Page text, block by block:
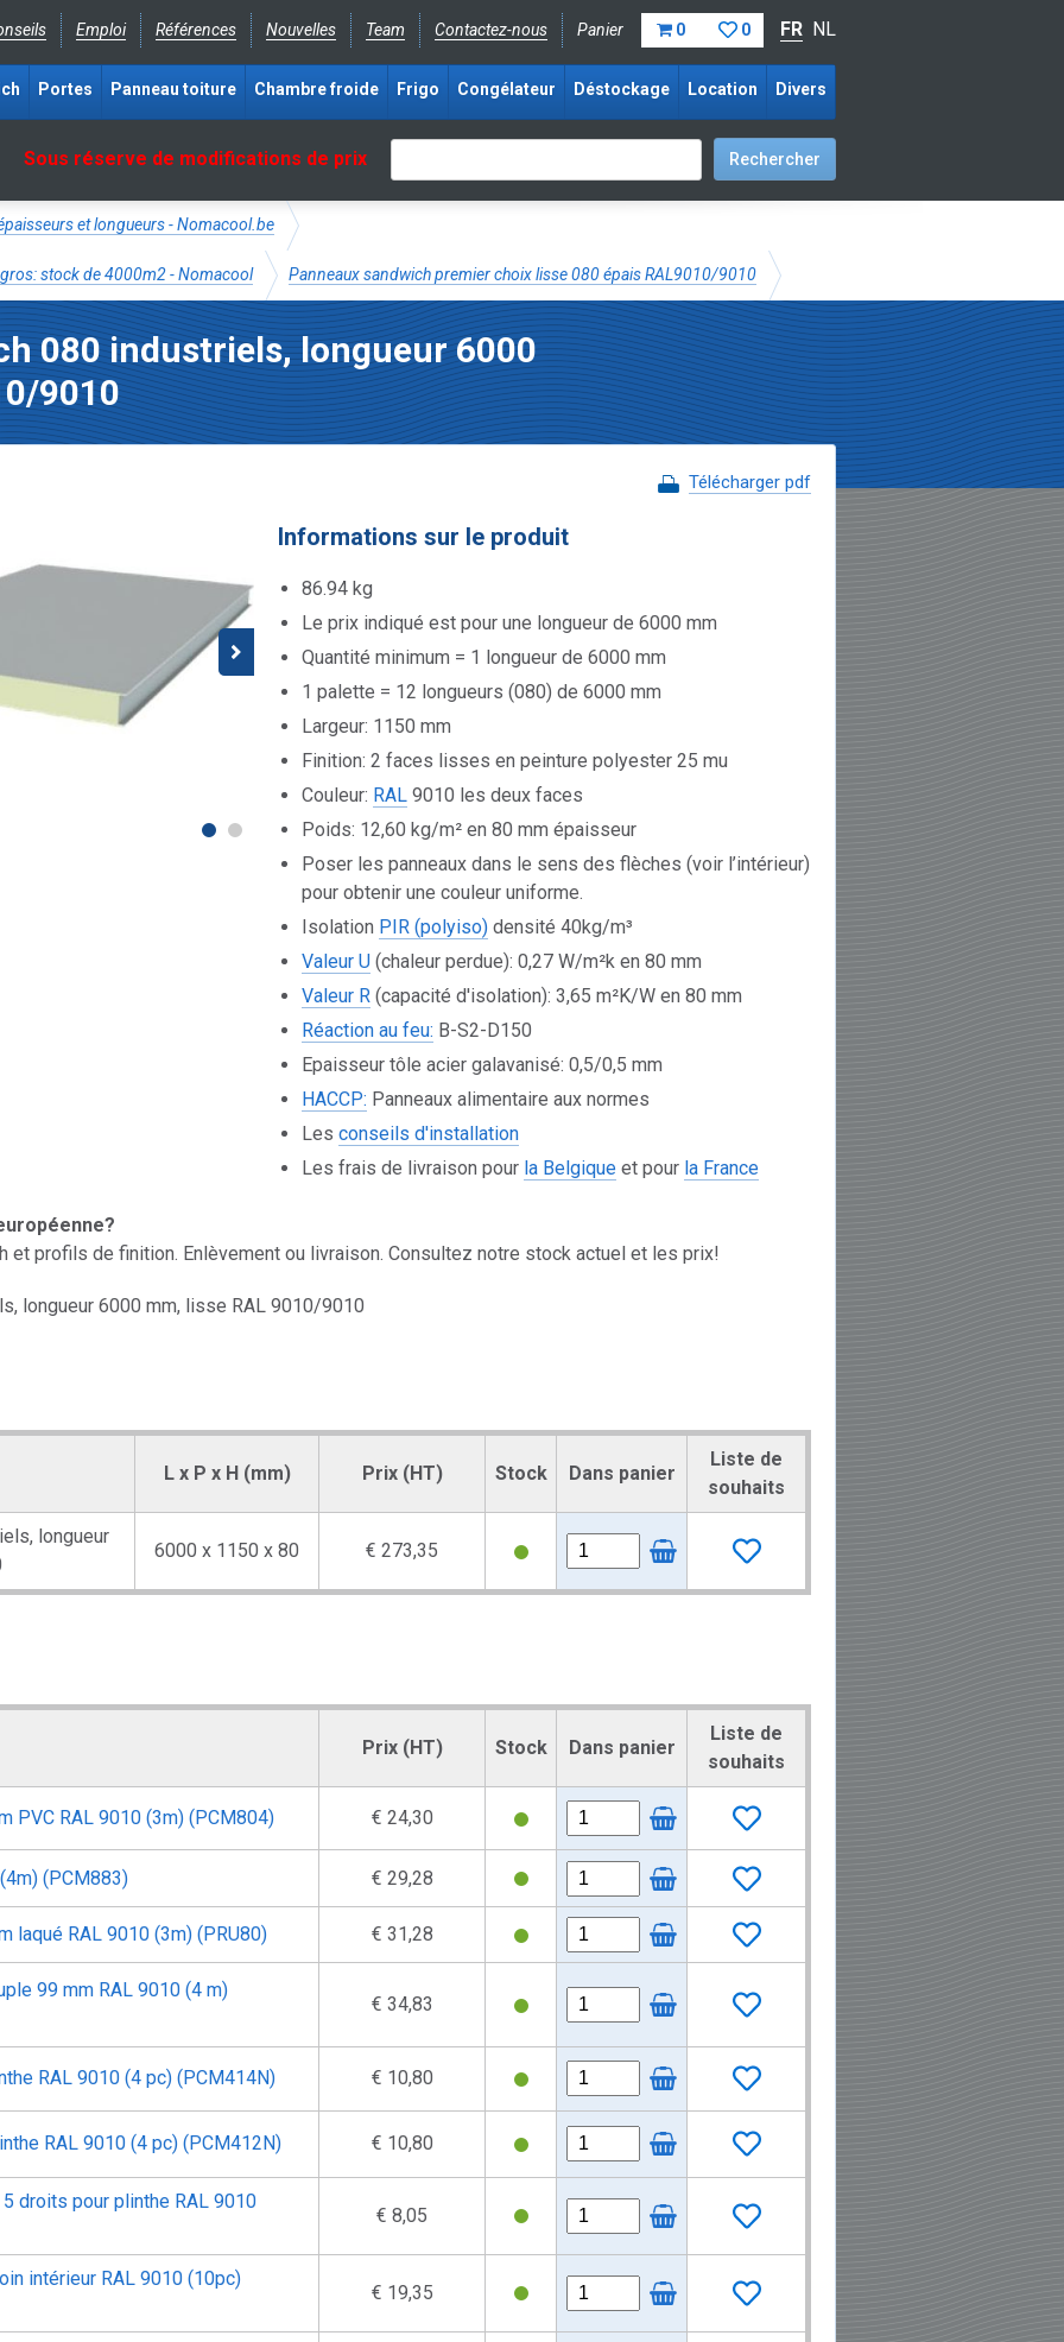
Emploi Références Nouvelles Team Contactez-nous Panier 0 0 FR NL
Sous réserve de modifications de prix
Portes Panneau toiture Chambre froide Frigo Congélateur Déstockage Location Divers
et longueurs - Nomacool.be
stock de 4000m2 - Nomacool Panneaux sandwich premier choix lisse 080 épais RAL9010/9010
080 industriels, longueur 6000
9010
Télécharger pdf
Informations sur le produit
86.94 kg
Le prix indiqué est pour une longueur de 6000 mm
Quantité minimum = 1 longueur de 6000 mm
1 palette = 12 longueurs (080) de 6000 mm
Largeur: 1150 mm
Finition: 2 faces lisses en peinture polyester 25 mu
Couleur: RAL 9010 les deux faces
Poids: 12,60 kg/m² en 80 mm épaisseur
Poser les panneaux dans le sens des flèches (voir l’intérieur)
pour obtenir une couleur uniforme.
Isolation PIR (polyiso) densité 40kg/m³
Valeur U (chaleur perdue): 0,27 W/m²k en 80 mm
Valeur R (capacité d'isolation): 3,65 m²K/W en 80 mm
Réaction au feu: B-S2-D150
Epaisseur tôle acier galavanisé: 0,5/0,5 mm
HACCP: Panneaux alimentaire aux normes
Les conseils d'installation
Les frais de livraison pour la Belgique et pour la France
et profils de finition. Enlèvement ou livraison. Consultez notre stock actuel et les prix!
longueur 6000 mm, lisse RAL 9010/9010
L x P x H (mm) Prix (HT) Stock Dans panier
Liste de
souhaits
longueur
6000 x 1150 x 80 € 273,35
Prix (HT) Stock Dans panier
Liste de
souhaits
PVC RAL 9010 (3m) (PCM804) € 24,30
(PCM883) € 29,28
laqué RAL 9010 (3m) (PRU80) € 31,28
99 mm RAL 9010 (4 m)
€ 34,83
RAL 9010 (4 pc) (PCM414N) € 10,80
RAL 9010 (4 pc) (PCM412N) € 10,80
droits pour plinthe RAL 9010
€ 8,05
intérieur RAL 9010 (10pc)
€ 19,35